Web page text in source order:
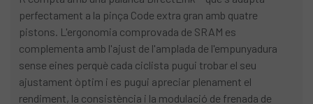
perfectament a la pinça Code extra gran amb quatre
pistons. L'ergonomia comprovada de SRAM es
complementa amb l'ajust de l'amplada de l'empunyadura
sense eines perquè cada ciclista pugui trobar el seu
ajustament òptim i es pugui apreciar plenament el
rendiment, la consistència i la modulació de frenada de